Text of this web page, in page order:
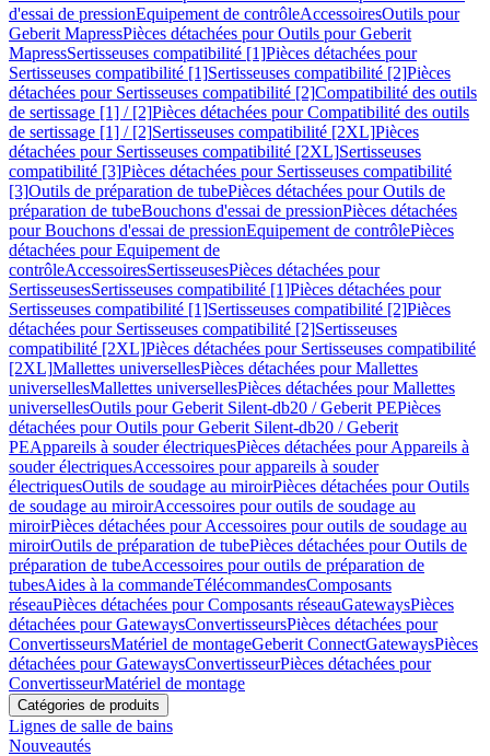
d'essai de pressionEquipement de contrôleAccessoiresOutils pour
Geberit MapressPièces détachées pour Outils pour Geberit
MapressSertisseuses compatibilité [1]Pièces détachées pour
Sertisseuses compatibilité [1]Sertisseuses compatibilité [2]Pièces
détachées pour Sertisseuses compatibilité [2]Compatibilité des outils
de sertissage [1] / [2]Pièces détachées pour Compatibilité des outils
de sertissage [1] / [2]Sertisseuses compatibilité [2XL]Pièces
détachées pour Sertisseuses compatibilité [2XL]Sertisseuses
compatibilité [3]Pièces détachées pour Sertisseuses compatibilité
[3]Outils de préparation de tubePièces détachées pour Outils de
préparation de tubeBouchons d'essai de pressionPièces détachées
pour Bouchons d'essai de pressionEquipement de contrôlePièces
détachées pour Equipement de
contrôleAccessoiresSertisseusesPièces détachées pour
SertisseusesSertisseuses compatibilité [1]Pièces détachées pour
Sertisseuses compatibilité [1]Sertisseuses compatibilité [2]Pièces
détachées pour Sertisseuses compatibilité [2]Sertisseuses
compatibilité [2XL]Pièces détachées pour Sertisseuses compatibilité
[2XL]Mallettes universellesPièces détachées pour Mallettes
universellesMallettes universellesPièces détachées pour Mallettes
universellesOutils pour Geberit Silent-db20 / Geberit PEPièces
détachées pour Outils pour Geberit Silent-db20 / Geberit
PEAppareils à souder électriquesPièces détachées pour Appareils à
souder électriquesAccessoires pour appareils à souder
électriquesOutils de soudage au miroirPièces détachées pour Outils
de soudage au miroirAccessoires pour outils de soudage au
miroirPièces détachées pour Accessoires pour outils de soudage au
miroirOutils de préparation de tubePièces détachées pour Outils de
préparation de tubeAccessoires pour outils de préparation de
tubesAides à la commandeTélécommandesComposants
réseauPièces détachées pour Composants réseauGatewaysPièces
détachées pour GatewaysConvertisseursPièces détachées pour
ConvertisseursMatériel de montageGeberit ConnectGatewaysPièces
détachées pour GatewaysConvertisseurPièces détachées pour
ConvertisseurMatériel de montage
Catégories de produits
Lignes de salle de bains
Nouveautés